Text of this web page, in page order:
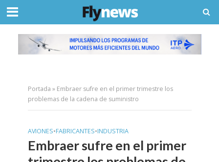
Portada » Embraer sufre en el primer trimestre los
problemas de la cadena de suministro
AVIONES•FABRICANTES•INDUSTRIA
Embraer sufre en el primer